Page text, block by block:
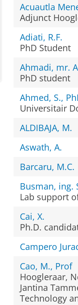
Acuautla
Adjunct
Adiati, R.F.
PhD Student
Ahmadi, mr.
PhD student
Ahmed, S.,
Universitair
ALDIBAJA, M.
Aswath, A.
Barcaru, M.C.
Busman, ing.
Lab support
Cai, X.
Ph.D.
Campero
Cao, M., Prof
Hoogleraar,
Jantina
Technology